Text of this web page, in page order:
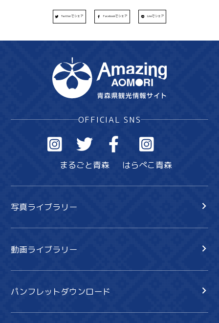
Twitterでシェア Facebookでシェア Lineでシェア
OFFICIAL SNS
まるごと青森 はらぺこ青森
写真ライブラリー
動画ライブラリー
パンフレットダウンロード